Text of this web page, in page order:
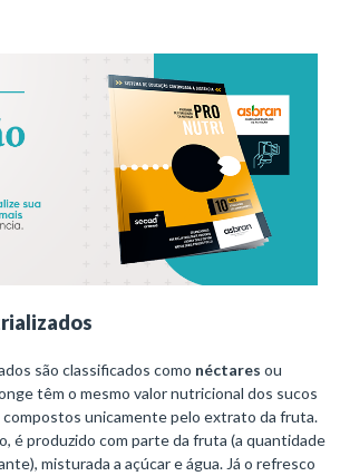
são classificados como néctares ou
têm o mesmo valor nutricional dos sucos
unicamente pelo extrato da fruta.
é produzido com parte da fruta (a quantidade
misturada a açúcar e água. Já o refresco